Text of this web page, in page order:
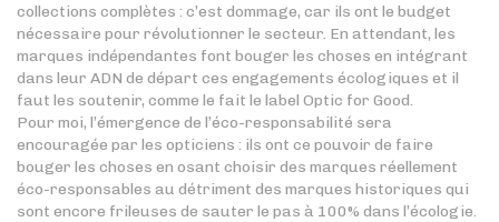
collections complètes : c’est dommage, car ils ont le budget
nécessaire pour révolutionner le secteur. En attendant, les
marques indépendantes font bouger les choses en intégrant
dans leur ADN de départ ces engagements écologiques et il
faut les soutenir, comme le fait le label Optic for Good.
Pour moi, l’émergence de l’éco-responsabilité sera
encouragée par les opticiens : ils ont ce pouvoir de faire
bouger les choses en osant choisir des marques réellement
éco-responsables au détriment des marques historiques qui
sont encore frileuses de sauter le pas à 100% dans l’écologie.